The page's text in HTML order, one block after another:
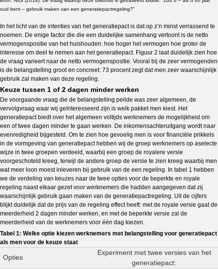
oud bent – gebruik maken van een generatiepactregeling?”
In het licht van de intenties van het generatiepact is dat op z’n minst verrassend te
noemen. De enige factor die die een duidelijke samenhang vertoont is de netto
vermogenspositie van het huishouden: hoe hoger het vermogen hoe groter de
interesse om deel te nemen aan het generatiepact. Figuur 2 laat duidelijk zien hoe
de vraag varieert naar de netto vermogenspositie. Vooral bij de zeer vermogenden
is de belangstelling groot en concreet: 73 procent zegt dat men zeer waarschijnlijk
gebruik zal maken van deze regeling.
Keuze tussen 1 of 2 dagen minder werken
De voorgaande vraag die de belangstelling peilde was zeer algemeen, de
vervolgvraag waar wij geïnteresseerd zijn is welk pakket men kiest. Het
generatiepact biedt over het algemeen voltijds werknemers de mogelijkheid om
een of twee dagen minder te gaan werken. De inkomensachteruitgang wordt naar
evenredigheid bijgesteld. Om te zien hoe gevoelig men is voor financiële prikkels
in de vormgeving van generatiepact hebben wij de groep werknemers op aselecte
wijze in twee groepen verdeeld, waarbij een groep de royalere versie
voorgeschoteld kreeg, terwijl de andere groep de versie te zien kreeg waarbij men
wat meer loon moest inleveren bij gebruik van de een regeling. In tabel 1 hebben
we de verdeling van keuzes naar de twee opties voor de beperkte en royale
regeling naast elkaar gezet voor werknemers die hadden aangegeven dat zij
waarschijnlijk gebruik gaan maken van de generatiepactregeling. Uit de cijfers
blijkt duidelijk dat de prijs van de regeling effect heeft: met de royale versie gaat de
meerderheid 2 dagen minder werken, en met de beperkte versie zal de
meerderheid van de werknemers voor één dag kiezen.
Tabel 1: Welke optie kiezen werknemers met belangstelling voor generatiepact
als men voor de keuze staat
Opties
Experiment met twee versies van het
generatiepact: